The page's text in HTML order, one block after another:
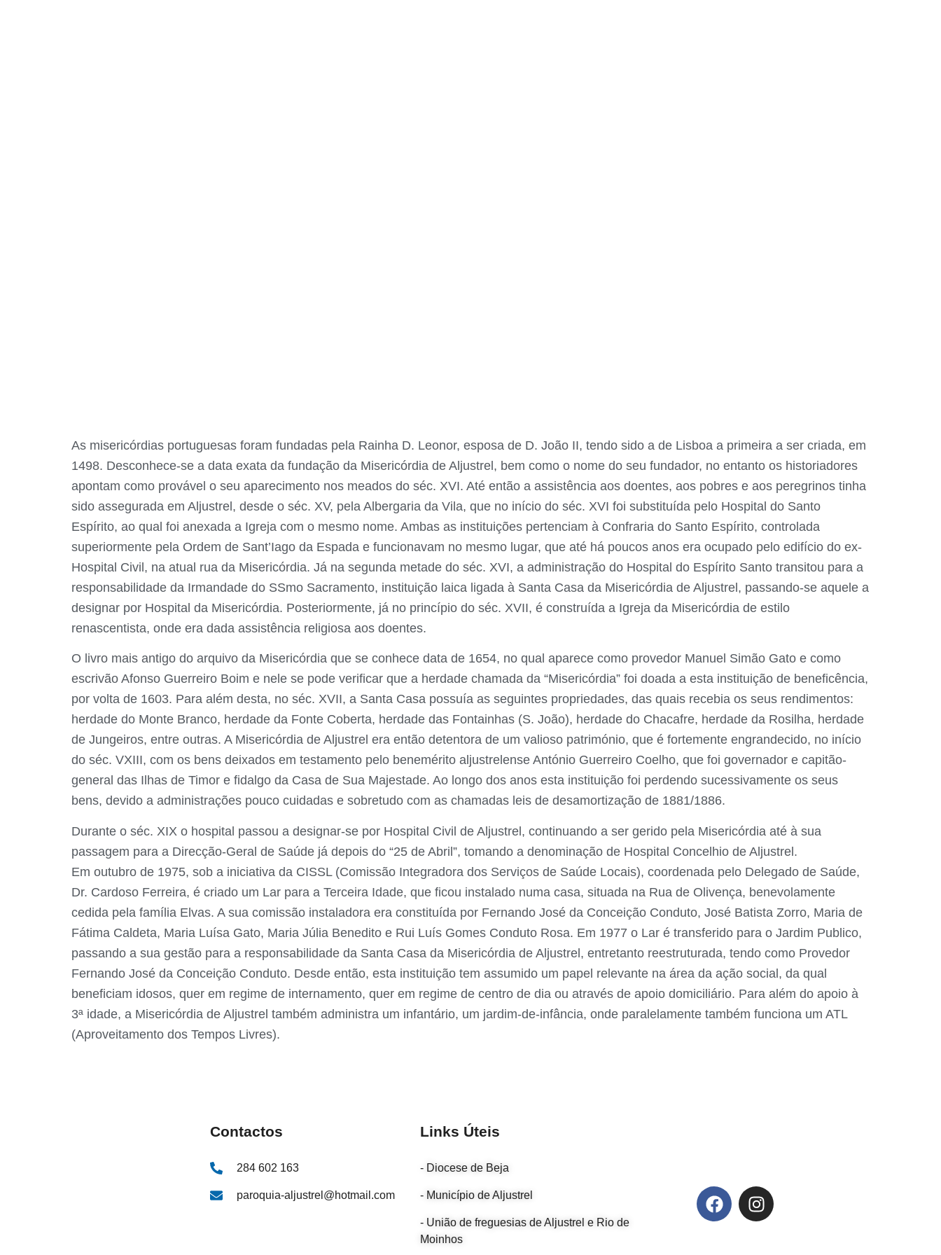
As misericórdias portuguesas foram fundadas pela Rainha D. Leonor, esposa de D. João II, tendo sido a de Lisboa a primeira a ser criada, em
1498. Desconhece-se a data exata da fundação da Misericórdia de Aljustrel, bem como o nome do seu fundador, no entanto os historiadores
apontam como provável o seu aparecimento nos meados do séc. XVI. Até então a assistência aos doentes, aos pobres e aos peregrinos tinha
sido assegurada em Aljustrel, desde o séc. XV, pela Albergaria da Vila, que no início do séc. XVI foi substituída pelo Hospital do Santo
Espírito, ao qual foi anexada a Igreja com o mesmo nome. Ambas as instituições pertenciam à Confraria do Santo Espírito, controlada
superiormente pela Ordem de Sant’Iago da Espada e funcionavam no mesmo lugar, que até há poucos anos era ocupado pelo edifício do ex-
Hospital Civil, na atual rua da Misericórdia. Já na segunda metade do séc. XVI, a administração do Hospital do Espírito Santo transitou para a
responsabilidade da Irmandade do SSmo Sacramento, instituição laica ligada à Santa Casa da Misericórdia de Aljustrel, passando-se aquele a
designar por Hospital da Misericórdia. Posteriormente, já no princípio do séc. XVII, é construída a Igreja da Misericórdia de estilo
renascentista, onde era dada assistência religiosa aos doentes.
O livro mais antigo do arquivo da Misericórdia que se conhece data de 1654, no qual aparece como provedor Manuel Simão Gato e como
escrivão Afonso Guerreiro Boim e nele se pode verificar que a herdade chamada da “Misericórdia” foi doada a esta instituição de beneficência,
por volta de 1603. Para além desta, no séc. XVII, a Santa Casa possuía as seguintes propriedades, das quais recebia os seus rendimentos:
herdade do Monte Branco, herdade da Fonte Coberta, herdade das Fontainhas (S. João), herdade do Chacafre, herdade da Rosilha, herdade
de Jungeiros, entre outras. A Misericórdia de Aljustrel era então detentora de um valioso património, que é fortemente engrandecido, no início
do séc. VXIII, com os bens deixados em testamento pelo benemérito aljustrelense António Guerreiro Coelho, que foi governador e capitão-
general das Ilhas de Timor e fidalgo da Casa de Sua Majestade. Ao longo dos anos esta instituição foi perdendo sucessivamente os seus
bens, devido a administrações pouco cuidadas e sobretudo com as chamadas leis de desamortização de 1881/1886.
Durante o séc. XIX o hospital passou a designar-se por Hospital Civil de Aljustrel, continuando a ser gerido pela Misericórdia até à sua
passagem para a Direcção-Geral de Saúde já depois do “25 de Abril”, tomando a denominação de Hospital Concelhio de Aljustrel.
Em outubro de 1975, sob a iniciativa da CISSL (Comissão Integradora dos Serviços de Saúde Locais), coordenada pelo Delegado de Saúde,
Dr. Cardoso Ferreira, é criado um Lar para a Terceira Idade, que ficou instalado numa casa, situada na Rua de Olivença, benevolamente
cedida pela família Elvas. A sua comissão instaladora era constituída por Fernando José da Conceição Conduto, José Batista Zorro, Maria de
Fátima Caldeta, Maria Luísa Gato, Maria Júlia Benedito e Rui Luís Gomes Conduto Rosa. Em 1977 o Lar é transferido para o Jardim Publico,
passando a sua gestão para a responsabilidade da Santa Casa da Misericórdia de Aljustrel, entretanto reestruturada, tendo como Provedor
Fernando José da Conceição Conduto. Desde então, esta instituição tem assumido um papel relevante na área da ação social, da qual
beneficiam idosos, quer em regime de internamento, quer em regime de centro de dia ou através de apoio domiciliário. Para além do apoio à
3ª idade, a Misericórdia de Aljustrel também administra um infantário, um jardim-de-infância, onde paralelamente também funciona um ATL
(Aproveitamento dos Tempos Livres).
Contactos
284 602 163
paroquia-aljustrel@hotmail.com
Links Úteis
- Diocese de Beja
- Município de Aljustrel
- União de freguesias de Aljustrel e Rio de
Moinhos